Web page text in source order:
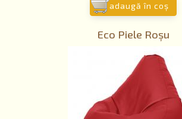
adaugă în coş
Eco Piele Roșu